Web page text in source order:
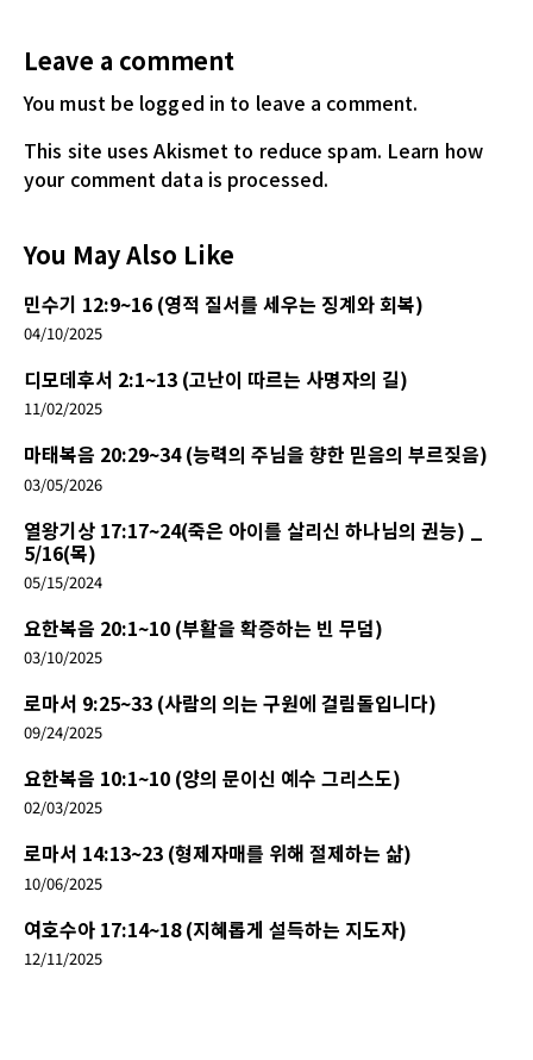
Leave a comment
You must be logged in to leave a comment.
This site uses Akismet to reduce spam. Learn how
your comment data is processed.
You May Also Like
민수기 12:9~16 (영적 질서를 세우는 징계와 회복)
04/10/2025
디모데후서 2:1~13 (고난이 따르는 사명자의 길)
11/02/2025
마태복음 20:29~34 (능력의 주님을 향한 믿음의 부르짖음)
03/05/2026
열왕기상 17:17~24(죽은 아이를 살리신 하나님의 권능) _
5/16(목)
05/15/2024
요한복음 20:1~10 (부활을 확증하는 빈 무덤)
03/10/2025
로마서 9:25~33 (사람의 의는 구원에 걸림돌입니다)
09/24/2025
요한복음 10:1~10 (양의 문이신 예수 그리스도)
02/03/2025
로마서 14:13~23 (형제자매를 위해 절제하는 삶)
10/06/2025
여호수아 17:14~18 (지혜롭게 설득하는 지도자)
12/11/2025